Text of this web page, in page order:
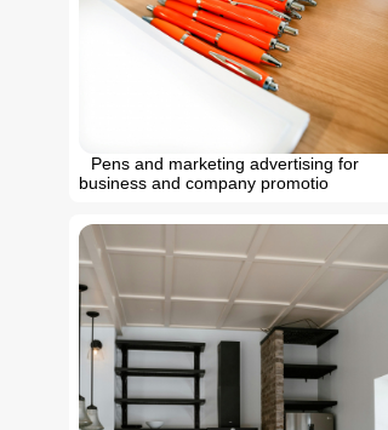
Pens and marketing advertising for
business and company promotio